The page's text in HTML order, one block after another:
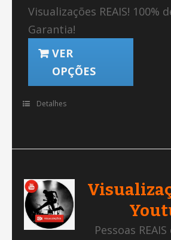
Visualizações REAIS! 100%
Garantia!
VER
OPÇÕES
Detalhes
Pessoas